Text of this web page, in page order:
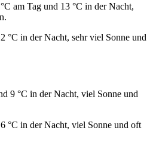
am Tag und 13 °C in der Nacht,
°C in der Nacht, sehr viel Sonne und
9 °C in der Nacht, viel Sonne und
°C in der Nacht, viel Sonne und oft